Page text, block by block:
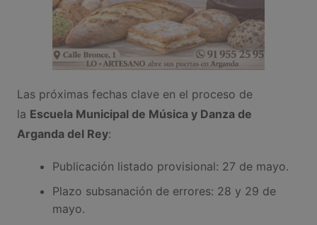
Las próximas fechas clave en el proceso de
la Escuela Municipal de Música y Danza de
Arganda del Rey:
Publicación listado provisional: 27 de mayo.
Plazo subsanación de errores: 28 y 29 de
mayo.